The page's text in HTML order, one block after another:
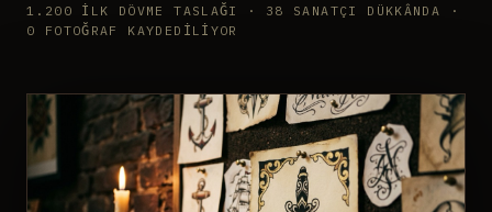
1.200 ILK DÖVME TASLAĞI · 38 SANATÇI DÜKKÂNDA ·
0 FOTOĞRAF KAYDEDILIYOR